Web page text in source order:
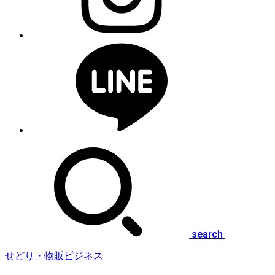
search
せどり・物販ビジネス